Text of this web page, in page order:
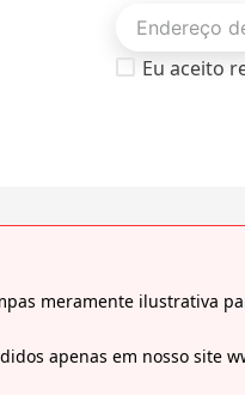
Eu aceito
meramente ilustrativa
apenas em nosso site